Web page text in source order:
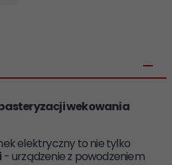
wekowania
elektryczny to nie tylko
- urządzenie z powodzeniem